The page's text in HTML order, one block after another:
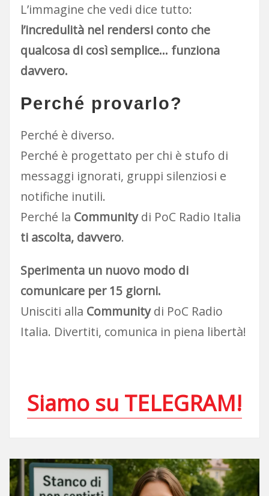
L’immagine che vedi dice tutto:
l’incredulità nel rendersi conto che
qualcosa di così semplice… funziona
davvero.
Perché provarlo?
Perché è diverso.
Perché è progettato per chi è stufo di
messaggi ignorati, gruppi silenziosi e
notifiche inutili.
Perché la Communitydi PoC Radio Italia
ti ascolta, davvero.
Sperimenta un nuovo modo di
comunicare per 15 giorni.
Unisciti alla Communitydi PoC Radio
Italia. Divertiti, comunica in piena libertà!
Siamo su TELEGRAM!